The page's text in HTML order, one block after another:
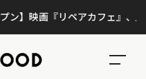
リペアカフェ』、上映300回